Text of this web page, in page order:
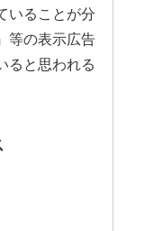
いることが分
等の表示広告
ると思われる